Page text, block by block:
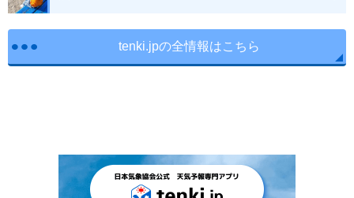
tenki.jpの全情報はこちら